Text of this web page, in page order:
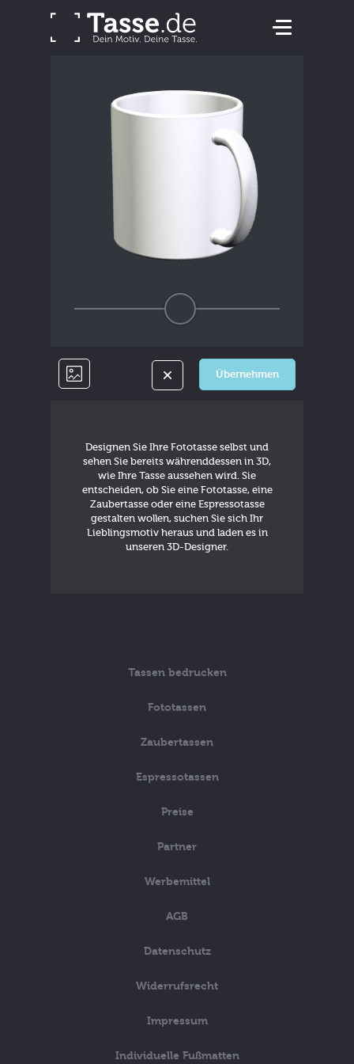
Übernehmen
Designen Sie Ihre Fototasse selbst und
sehen Sie bereits währenddessen in 3D,
wie Ihre Tasse aussehen wird. Sie
entscheiden, ob Sie eine Fototasse, eine
Zaubertasse oder eine Espressotasse
gestalten wollen, suchen Sie sich Ihr
Lieblingsmotiv heraus und laden es in
unseren 3D-Designer.
Tassen bedrucken
Fototassen
Zaubertassen
Espressotassen
Preise
Partner
Werbemittel
AGB
Datenschutz
Widerrufsrecht
Impressum
Individuelle Fußmatten